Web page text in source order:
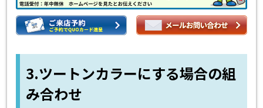
3.ツートンカラーにする場合の組
み合わせ